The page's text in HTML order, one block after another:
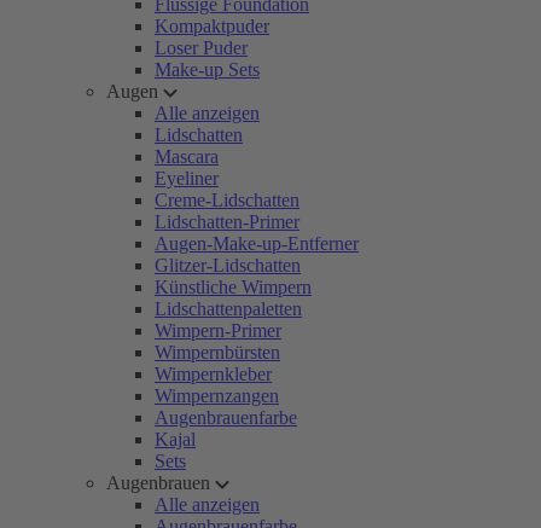
Flüssige Foundation
Kompaktpuder
Loser Puder
Make-up Sets
Augen
Alle anzeigen
Lidschatten
Mascara
Eyeliner
Creme-Lidschatten
Lidschatten-Primer
Augen-Make-up-Entferner
Glitzer-Lidschatten
Künstliche Wimpern
Lidschattenpaletten
Wimpern-Primer
Wimpernbürsten
Wimpernkleber
Wimpernzangen
Augenbrauenfarbe
Kajal
Sets
Augenbrauen
Alle anzeigen